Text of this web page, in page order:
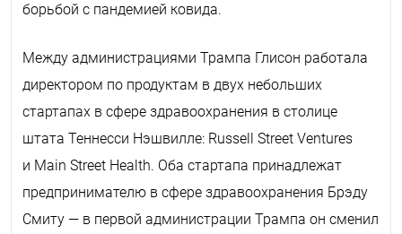
борьбой с пандемией ковида.
Между администрациями Трампа Глисон работала
директором по продуктам в двух небольших
стартапах в сфере здравоохранения в столице
штата Теннесси Нэшвилле: Russell Street Ventures
и Main Street Health. Оба стартапа принадлежат
предпринимателю в сфере здравоохранения Брэду
Смиту — в первой администрации Трампа он сменил